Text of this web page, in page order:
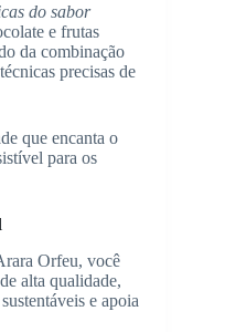
do sabor
e frutas
da combinação
precisas de
que encanta o
para os
Orfeu, você
alta qualidade,
e apoia